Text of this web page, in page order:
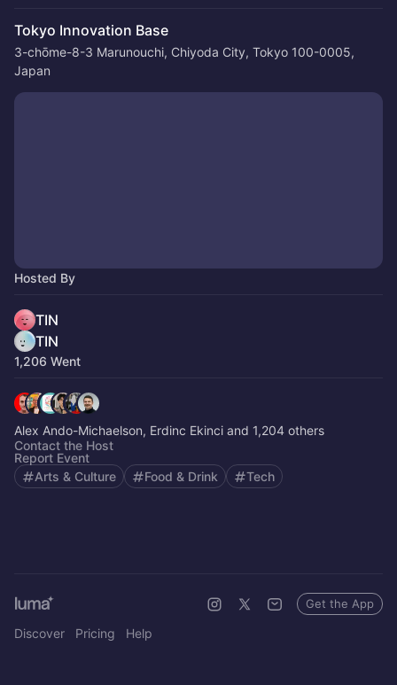
Tokyo Innovation Base
3-chōme-8-3 Marunouchi, Chiyoda City, Tokyo 100-0005,
Japan
Hosted By
TIN
TIN
1,206 Went
Alex Ando-Michaelson, Erdinc Ekinci and 1,204 others
Contact the Host
Report Event
Arts & Culture
Food & Drink Tech
Discover Pricing Help
Get the App